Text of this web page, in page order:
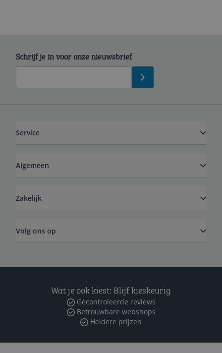
Schrijf je in voor onze nieuwsbrief
Service
Algemeen
Zakelijk
Volg ons op
Wat je ook kiest: Blijf kieskeurig
Gecontroleerde reviews
Betrouwbare webshops
Heldere prijzen